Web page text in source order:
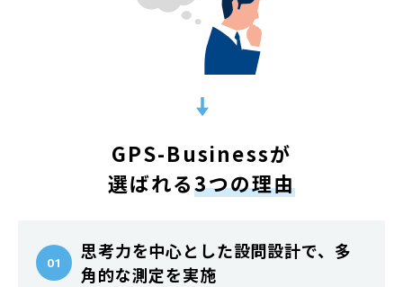
GPS-Businessが
選ばれる3つの理由
01
思考力を中心とした設問設計で、多
角的な測定を実施